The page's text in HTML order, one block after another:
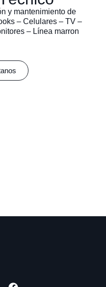
y mantenimiento de
– Celulares – TV –
– Línea marron